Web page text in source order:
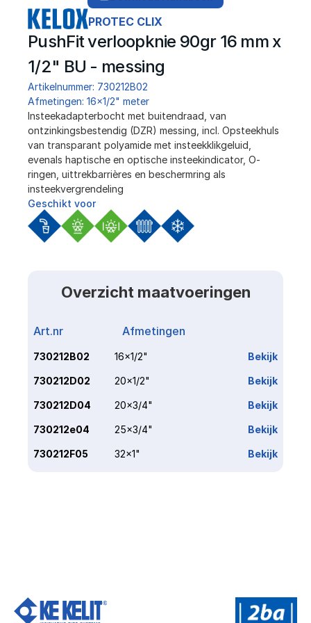
PROTEC CLIX
PushFit verloopknie 90gr 16 mm x
1/2" BU - messing
Artikelnummer: 730212B02
Afmetingen: 16x1/2" meter
Insteekadapterbocht met buitendraad, van
ontzinkingsbestendig (DZR) messing, incl. Opsteekhuls
van transparant polyamide met insteekklikgeluid,
evenals haptische en optische insteekindicator, O-
ringen, uittrekbarrières en beschermring als
insteekvergrendeling
Geschikt voor
Overzicht maatvoeringen
Art.nr Afmetingen
730212B02 16x1/2" Bekijk
730212D02 20x1/2" Bekijk
730212D04 20x3/4" Bekijk
730212e04 25x3/4" Bekijk
730212F05 32x1" Bekijk